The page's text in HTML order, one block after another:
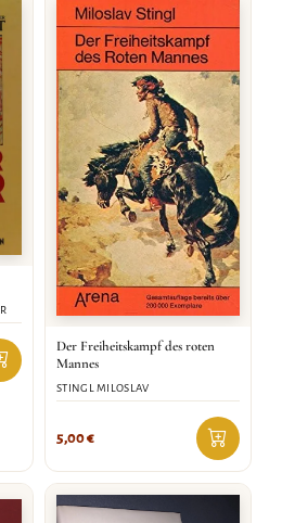
Der Freiheitskampf des roten
Mannes
STINGL MILOSLAV
5,00€